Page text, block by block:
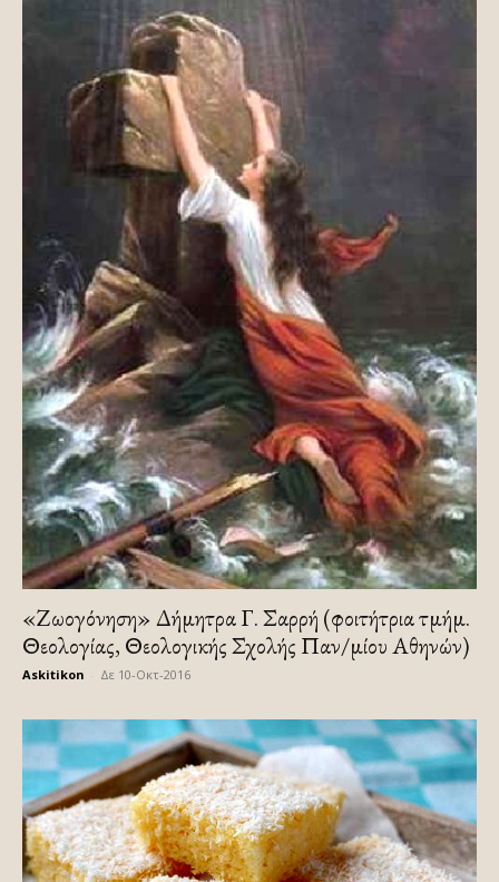
«Ζωογόνηση» Δήμητρα Γ. Σαρρή (φοιτήτρια τμήμ.
Θεολογίας, Θεολογικής Σχολής Παν/μίου Αθηνών)
Askitikon Δε 10-Οκτ-2016